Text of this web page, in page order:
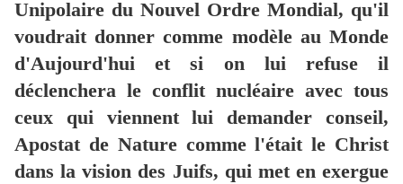
Unipolaire du Nouvel Ordre Mondial, qu'il
voudrait donner comme modèle au Monde
d'Aujourd'hui et si on lui refuse il
déclenchera le conflit nucléaire avec tous
ceux qui viennent lui demander conseil,
Apostat de Nature comme l'était le Christ
dans la vision des Juifs, qui met en exergue